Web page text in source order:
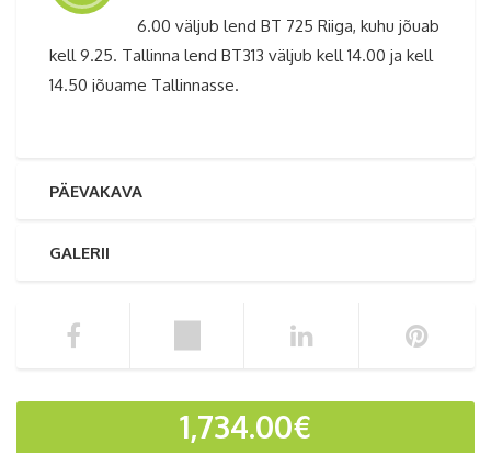
6.00 väljub lend BT 725 Riiga, kuhu jõuab
kell 9.25. Tallinna lend BT313 väljub kell 14.00 ja kell
14.50 jõuame Tallinnasse.
PÄEVAKAVA
GALERII
1,734.00€